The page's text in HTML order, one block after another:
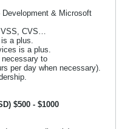
& Microsoft
VSS, CVS…
a plus.
is a plus.
to
per day when necessary).
$500 - $1000